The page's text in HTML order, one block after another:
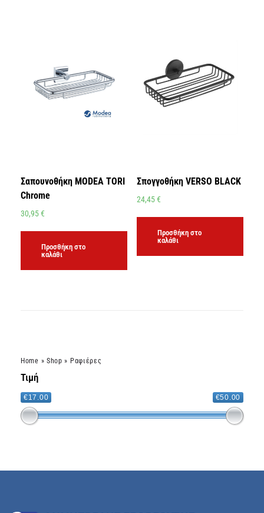
Σαπουνοθήκη MODEA TORI
Chrome
30,95€
Προσθήκη στο
καλάθι
Σπογγοθήκη VERSO BLACK
24,45€
Προσθήκη στο
καλάθι
Home » Shop » Ραφιέρες
Τιμή
€17.00 €50.00